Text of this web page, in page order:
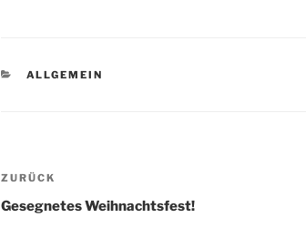
KATEGORIEN
ALLGEMEIN
Beitragsnavigation
Vorheriger
Beitrag
ZURÜCK
Gesegnetes Weihnachtsfest!